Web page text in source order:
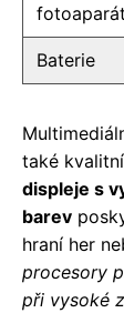
fotoaparát
Baterie
také
displeje s
barev
hraní her
procesory
při vysoké